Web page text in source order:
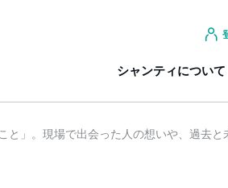
シャンティについて
と」。現場で出会った人の想いや、過去